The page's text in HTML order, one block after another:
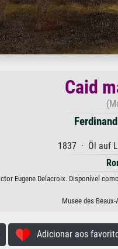
Caid
1837 · Öl auf
Eugene Delacroix. Disponível
Musee des
Adicionar aos